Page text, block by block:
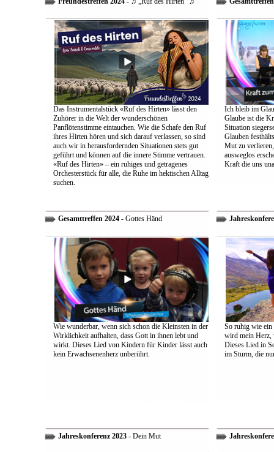
Das Instrumentalstück «Ruf des Hirten» lässt den
Zuhörer in die Welt der wunderschönen
Panflötenstimme eintauchen. Wie die Schafe den Ruf
ihres Hirten hören und sich darauf verlassen, so sind
auch wir in herausfordernden Situationen stets gut
geführt und können auf die innere Stimme vertrauen.
«Ruf des Hirten» – ein ruhiges und getragenes
Orchesterstück für alle, die Ruhe im hektischen Alltag
suchen.
Ich bleib im
Glaube ist die
Situation
Glauben
Mut zu
ausweglos
Kraft die uns
Gesamttreffen 2024- Gottes Händ
Wie wunderbar, wenn sich schon die Kleinsten in der
Wirklichkeit aufhalten, dass Gott in ihnen lebt und
wirkt. Dieses Lied von Kindern für Kinder lässt auch
kein Erwachsenenherz unberührt.
So ruhig wie ein
wird mein Herz,
Dieses Lied in
im Sturm, die
Jahreskonferenz 2023- Dein Mut